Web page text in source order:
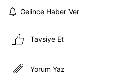
Gelince Haber Ver
Tavsiye Et
Yorum Yaz